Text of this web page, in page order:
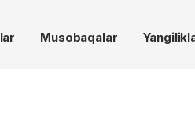
Musobaqalar